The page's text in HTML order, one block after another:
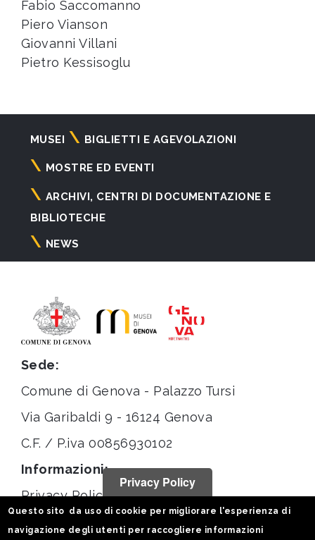
Fabio Saccomanno
Piero Vianson
Giovanni Villani
Pietro Kessisoglu
Navigazione
principale
MUSEI BIGLIETTI E AGEVOLAZIONI
MOSTRE ED EVENTI
ARCHIVI, CENTRI DI DOCUMENTAZIONE E
BIBLIOTECHE
NEWS
Sede:
Comune di Genova - Palazzo Tursi
Via Garibaldi 9 - 16124 Genova
C.F. / P.iva 00856930102
Informazioni:
Privacy Policy
Privacy Policy
Questo sito da uso di cookie per migliorare l'esperienza di
navigazione degli utenti per raccogliere informazioni